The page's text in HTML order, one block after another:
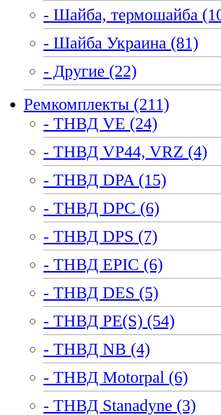
- Шайба, термошайба
- Шайба Украина (81)
- Другие (22)
Ремкомплекты (211)
- ТНВД VE (24)
- ТНВД VP44, VRZ (4)
- ТНВД DPA (15)
- ТНВД DPC (6)
- ТНВД DPS (7)
- ТНВД EPIC (6)
- ТНВД DES (5)
- ТНВД PE(S) (54)
- ТНВД NB (4)
- ТНВД Motorpal (6)
- ТНВД Stanadyne (3)